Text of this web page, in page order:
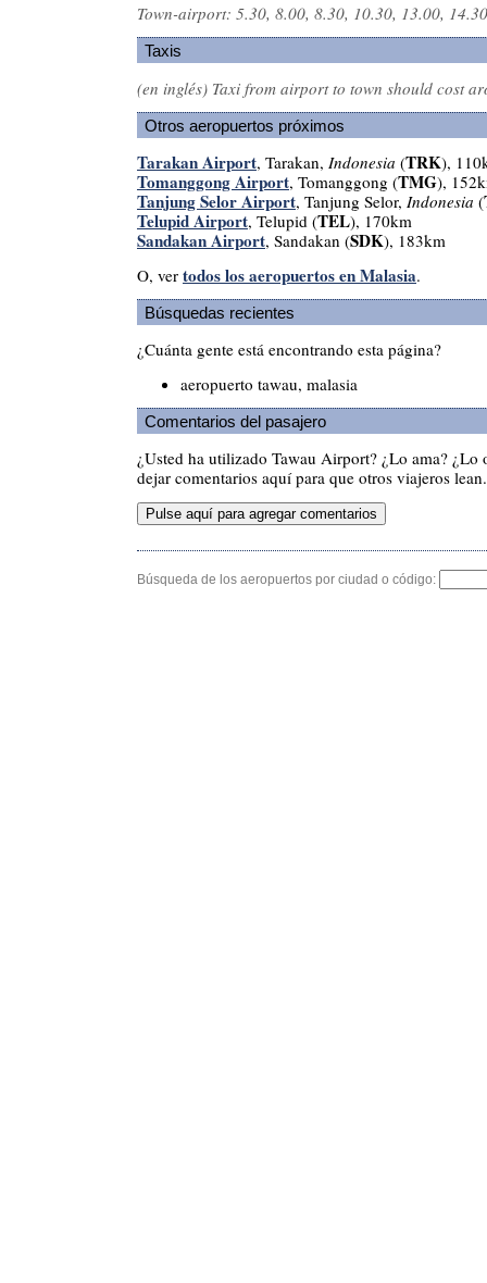
Town-airport: 5.30, 8.00, 8.30, 10.30, 13.00,
Taxis
(en inglés) Taxi from airport to town should cost
Otros aeropuertos próximos
Tarakan Airport, Tarakan, Indonesia (TRK),
Tomanggong Airport, Tomanggong (TMG),
Tanjung Selor Airport, Tanjung Selor, Indonesia (
Telupid Airport, Telupid (TEL), 170km
Sandakan Airport, Sandakan (SDK), 183km
O, ver todos los aeropuertos en Malasia.
Búsquedas recientes
¿Cuánta gente está encontrando esta página?
aeropuerto tawau, malasia
Comentarios del pasajero
¿Usted ha utilizado Tawau Airport? ¿Lo ama? ¿Lo
dejar comentarios aquí para que otros viajeros lean.
Búsqueda de los aeropuertos por ciudad o código: